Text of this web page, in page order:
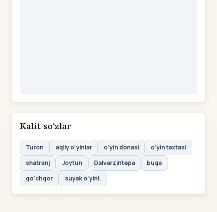
Kalit so‘zlar
Turon aqliy o‘yinlar o‘yin donasi
o‘yin taxtasi
shatranj
Joytun Dalvarzintepa
buqa
qo‘chqor
suyak o‘yini.